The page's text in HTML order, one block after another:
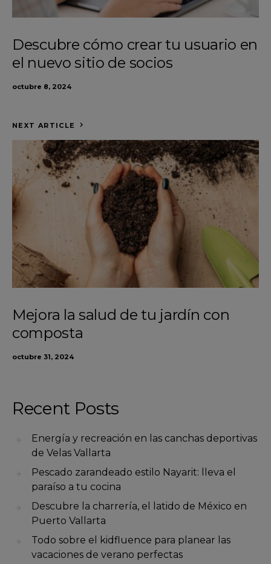
Descubre cómo crear tu usuario en
el nuevo sitio de socios
octubre 8, 2024
NEXT ARTICLE
Mejora la salud de tu jardín con
composta
octubre 31, 2024
Recent Posts
Energía y recreación en las canchas deportivas
de Velas Vallarta
Pescado zarandeado estilo Nayarit: lleva el
paraíso a tu cocina
Descubre la charrería, el latido de México en
Puerto Vallarta
Todo sobre el kidfluence para planear las
vacaciones de verano perfectas